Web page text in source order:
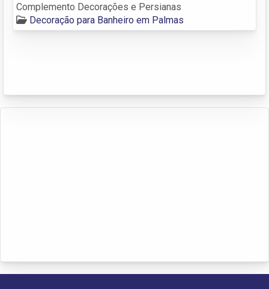
Complemento Decorações e Persianas
Decoração para Banheiro em Palmas